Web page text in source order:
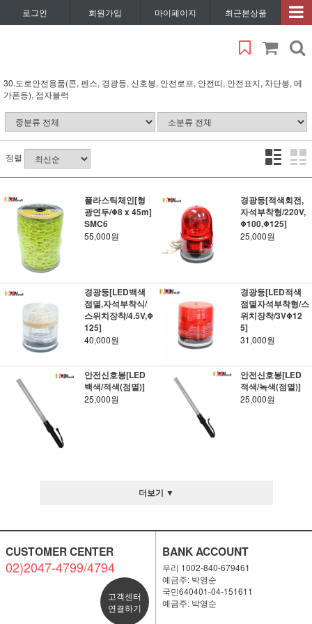
로그인 회원가입 마이페이지 최근본상품
30.도로안전용품(콘, 펜스, 경광등, 신호봉, 안전로프, 안전띠, 안전표지, 차단봉, 메
가폰등), 점자블럭
정렬
플라스틱체인[형
광연두/Φ8 x 45m]
SMC6
55,000원
경광등[적색회전,
자석부착형/220V,
Φ100,Φ125]
25,000원
경광등[LED백색
점멸,자석부착식/
스위치장착/4.5V,Φ
125]
40,000원
경광등[LED적색
점멸자석부착형/스
위치장착/3VΦ12
5]
31,000원
안전신호봉[LED
백색/적색(점멸)]
25,000원
안전신호봉[LED
적색/녹색(점멸)]
25,000원
더보기 ▼
CUSTOMER CENTER
02)2047-4799/4794
고객센터
연결하기
BANK ACCOUNT
우리 1002-840-679461
예금주: 박영순
국민640401-04-151611
예금주: 박영순